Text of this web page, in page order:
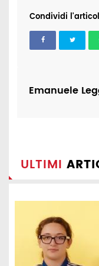
Condividi
Emanuele
ULTIMI